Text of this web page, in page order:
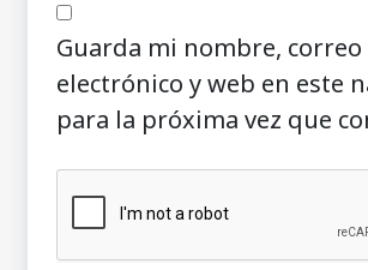
Guarda mi nombre, correo
electrónico y web en este
para la próxima vez que